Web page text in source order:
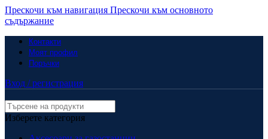
Прескочи към навигация Прескочи към основното
съдържание
Контакти
Моят профил
Поръчки
Вход / регистрация
Изберете категория